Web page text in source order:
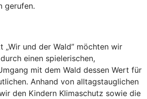
gerufen.
„Wir und der Wald” möchten wir
einen spielerischen,
mit dem Wald dessen Wert für
Anhand von alltagstauglichen
den Kindern Klimaschutz sowie die